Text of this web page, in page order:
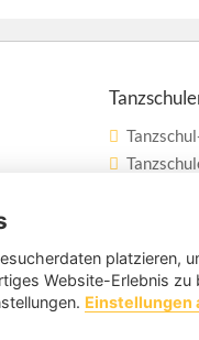
platzieren,
Website-Erlebnis
Einstellungen